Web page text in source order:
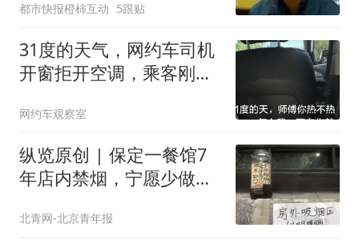
2个月20次，上海多户居
民家马桶泡沫喷涌，原因
不明
都市快报橙柿互动 5跟贴
31度的天气，网约车司机
开窗拒开空调，乘客刚下
网约车观察室
纵览原创 | 保定一餐馆7
年店内禁烟，宁愿少做生
爽爽是最大收获，老板呼
北青网-北京青年报